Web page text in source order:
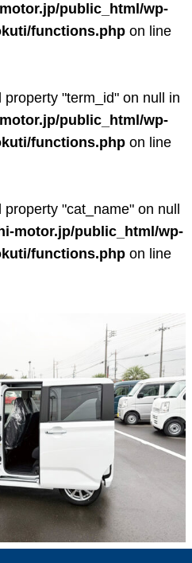
public_html/wp-
functions.php on line
property "term_id" on null in
public_html/wp-
functions.php on line
"cat_name" on null
motor.jp/public_html/wp-
functions.php on line